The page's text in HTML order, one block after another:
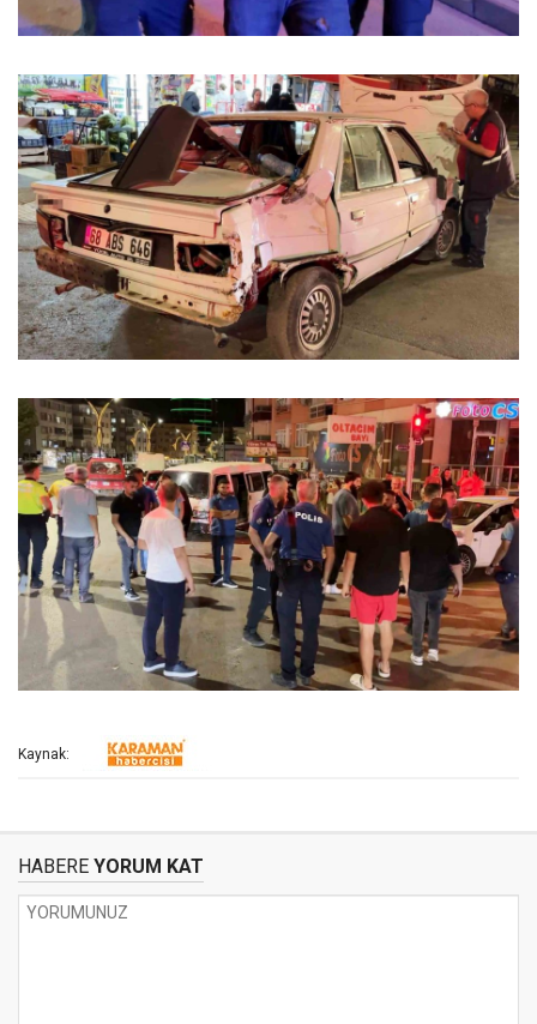
Kaynak:
HABERE YORUM KAT